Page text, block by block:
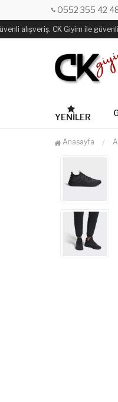
0552 355 42
alışveriş. CK Giyim ile güvenli
YENILER
Anasayfa